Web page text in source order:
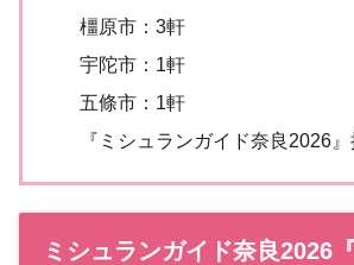
橿原市：3軒
宇陀市：1軒
五條市：1軒
『ミシュランガイド奈良2026
ミシュランガイド奈良2026